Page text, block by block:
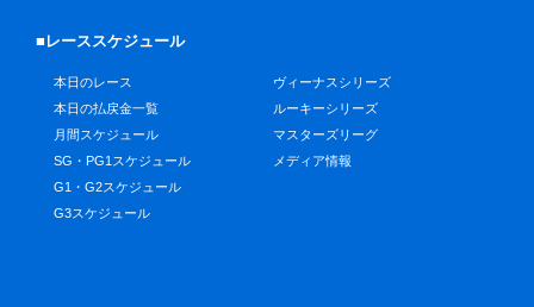
■レーススケジュール
本日のレース
本日の払戻金一覧
月間スケジュール
SG・PG1スケジュール
G1・G2スケジュール
G3スケジュール
ヴィーナスシリーズ
ルーキーシリーズ
マスターズリーグ
メディア情報